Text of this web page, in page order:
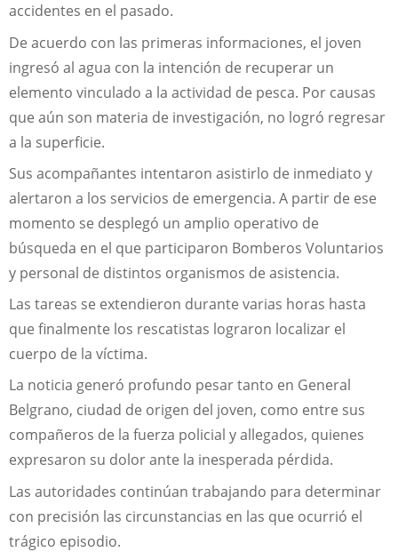
accidentes en el pasado.
De acuerdo con las primeras informaciones, el joven
ingresó al agua con la intención de recuperar un
elemento vinculado a la actividad de pesca. Por causas
que aún son materia de investigación, no logró regresar
a la superficie.
Sus acompañantes intentaron asistirlo de inmediato y
alertaron a los servicios de emergencia. A partir de ese
momento se desplegó un amplio operativo de
búsqueda en el que participaron Bomberos Voluntarios
y personal de distintos organismos de asistencia.
Las tareas se extendieron durante varias horas hasta
que finalmente los rescatistas lograron localizar el
cuerpo de la víctima.
La noticia generó profundo pesar tanto en General
Belgrano, ciudad de origen del joven, como entre sus
compañeros de la fuerza policial y allegados, quienes
expresaron su dolor ante la inesperada pérdida.
Las autoridades continúan trabajando para determinar
con precisión las circunstancias en las que ocurrió el
trágico episodio.